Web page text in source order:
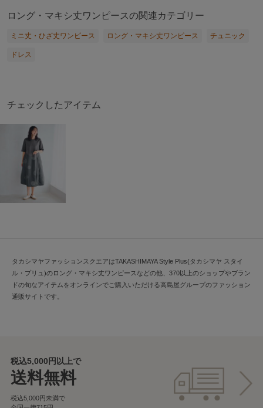
ロング・マキシ丈ワンピースの関連カテゴリー
ミニ丈・ひざ丈ワンピース ロング・マキシ丈ワンピース チュニック
ドレス
チェックしたアイテム
タカシマヤファッションスクエアはTAKASHIMAYA Style Plus(タカシマヤ スタイ
ル・プリュ)のロング・マキシ丈ワンピースなどの他、370以上のショップやブラン
ドの旬なアイテムをオンラインでご購入いただける高島屋グループのファッション
通販サイトです。
税込5,000円以上で
送料無料
税込5,000円未満で